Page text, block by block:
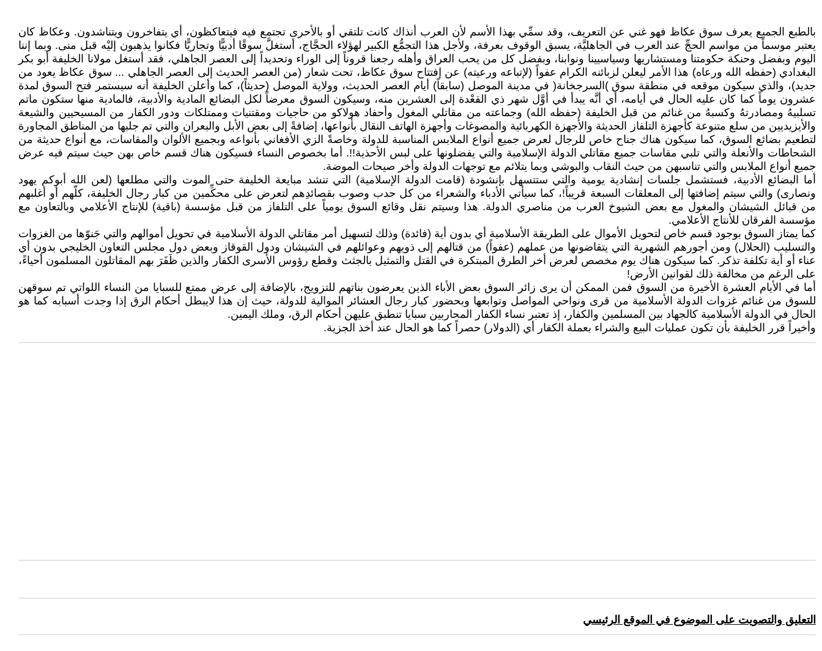
بالطبع الجميع يعرف سوق عكاظ فهو غني عن التعريف، وقد سمِّي بهذا الأسم لأن العرب أنذاك كانت تلتقي أو بالأحرى تجتمع فيه فيتعاكظون، أي يتفاخرون ويتناشدون. وعكاظ كان
يعتبر موسماً من مواسم الحجِّ عند العرب في الجاهليَّة، يسبق الوقوف بعرفة، ولأجل هذا التجمُّع الكبير لهؤلاء الحجَّاج، أستغلَّ سوقًا أدبيًّا وتجاريًّا فكانوا يذهبون إليْه قبل منى. وبما إننا
اليوم وبفضل وحنكة حكومتنا ومستشاريها وسياسيينا ونوابنا، وبفضل كل من يحب العراق وأهله رجعنا قروناً إلى الوراء وتحديداً إلى العصر الجاهلي، فقد أستغل مولانا الخليفة أبو بكر
البغدادي (حفظه الله ورعاه) هذا الأمر ليعلن لزبائنه الكرام عفواً (لإتباعه ورعيته) عن إفتتاح سوق عكاظ، تحت شعار (من العصر الحديث إلى العصر الجاهلي ... سوق عكاظ يعود من
جديد)، والذي سيكون موقعه في منطقة سوق )السرجخانة( في مدينة الموصل (سابقاً) أيام العصر الحديث، وولاية الموصل (حديثاً)، كما وأعلن الخليفة أنه سيستمر فتح السوق لمدة
عشرون يوماً كما كان عليه الحال في أيامه، أي أنَّه يبدأ في أوَّل شهر ذي القعْدة إلى العشرين منه، وسيكون السوق معرضاً لكل البضائع المادية والأدبية، فالمادية منها ستكون ماتم
تسلبيهُ ومصادرتهُ وكسبهُ من غنائم من قبل الخليفة (حفظه الله) وجماعته من مقاتلي المغول وأحفاد هولاكو من حاجيات ومقتنيات وممتلكات ودور الكفار من المسيحيين والشيعة
والأيزيديين من سلع متنوعة كأجهزة التلفاز الحديثة والأجهزة الكهربائية والمصوغات وأجهزة الهاتف النقال بأنواعها، إضافةً إلى بعض الأبل والبعران والتي تم جلبها من المناطق المجاورة
لتطعيم بضائع السوق، كما سيكون هناك جناح خاص للرجال لعرض جميع أنواع الملابس المناسبة للدولة وخاصةً الزي الأفغاني بأنواعه وبجميع الألوان والمقاسات، مع أنواع حديثة من
الشحاطات والأنعلة والتي تلبي مقاسات جميع مقاتلي الدولة الإسلامية والتي يفضلونها على لبس الأحذية!!. أما بخصوص النساء فسيكون هناك قسم خاص بهن حيث سيتم فيه عرض
جميع أنواع الملابس والتي تناسبهن من حيث النقاب والبوشي وبما يتلائم مع توجهات الدولة وأخر صيحات الموضة.
أما البضائع الأدبية، فستشمل جلسات إنشادية يومية والتي ستتسهل بإنشودة (قامت الدولة الإسلامية) التي تنشد مبايعة الخليفة حتى الموت والتي مطلعها (لعن الله أبوكم يهود
ونصارى) والتي سيتم إضافتها إلى المعلقات السبعة قريباً!، كما سيأتي الأدباء والشعراء من كل حدب وصوب بقصائدِهم لتعرض على محكِّمين من كبار رجال الخليفة، كلّهم أو أغلبهم
من قبائل الشيشان والمغول مع بعض الشيوخ العرب من مناصري الدولة. هذا وسيتم نقل وقائع السوق يومياً على التلفاز من قبل مؤسسة (باقية) للإنتاج الأعلامي وبالتعاون مع
مؤسسة الفرقان للأنتاج الأعلامي.
كما يمتاز السوق بوجود قسم خاص لتحويل الأموال على الطريقة الأسلامية أي بدون أية (فائدة) وذلك لتسهيل أمر مقاتلي الدولة الأسلامية في تحويل أموالهم والتي جَنوّها من الغزوات
والتسليب (الحلال) ومن أجورهم الشهرية التي يتقاضونها من عملهم (عفواً) من قتالهم إلى ذويهم وعوائلهم في الشيشان ودول القوقاز وبعض دول مجلس التعاون الخليجي بدون أي
عناء أو أية تكلفة تذكر. كما سيكون هناك يوم مخصص لعرض أخر الطرق المبتكرة في القتل والتمثيل بالجثث وقطع رؤوس الأسرى الكفار والذين ظَفَرَ بهم المقاتلون المسلمون أحياءً،
على الرغم من مخالفة ذلك لقوانين الأرض!
أما في الأيام العشرة الأخيرة من السوق فمن الممكن أن يرى زائر السوق بعض الأباء الذين يعرضون بناتهم للتزويج، بالإضافة إلى عرض ممتع للسبايا من النساء اللواتي تم سوقهن
للسوق من غنائم غزوات الدولة الأسلامية من قرى ونواحي المواصل وتوابعها وبحضور كبار رجال العشائر الموالية للدولة، حيث إن هذا لايبطل أحكام الرق إذا وجدت أسبابه كما هو
الحال في الدولة الأسلامية كالجهاد بين المسلمين والكفار، إذ تعتبر نساء الكفار المحاربين سبايا تنطبق عليهن أحكام الرق، وملك اليمين.
وأخيراً قرر الخليفة بأن تكون عمليات البيع والشراء بعملة الكفار أي (الدولار) حصراً كما هو الحال عند أخذ الجزية.
التعليق والتصويت على الموضوع في الموقع الرئيسي